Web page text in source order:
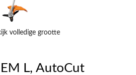
volledige grootte
L, AutoCut